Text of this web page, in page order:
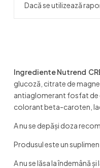
Dacă se utilizează
Ingrediente Nutrend
glucoză, citrate de
antiaglomerant fosfat de
colorant beta-caroten,
A nu se depăși doza
Produsul este un
A nu se lăsa la îndemână